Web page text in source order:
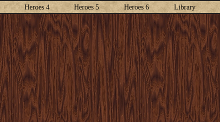
Heroes 4 Heroes 5 Heroes 6 Library